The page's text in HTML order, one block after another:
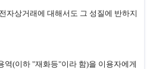
자상거래에 대해서도 그 성질에 반하지
(이하 "재화등"이라 함)을 이용자에게